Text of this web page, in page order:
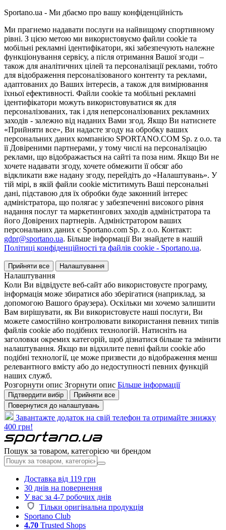
Sportano.ua - Ми дбаємо про вашу конфіденційність
Ми прагнемо надавати послуги на найвищому спортивному
рівні. З цією метою ми використовуємо файли cookie та
мобільні рекламні ідентифікатори, які забезпечують належне
функціонування сервісу, а після отримання Вашої згоди –
також для аналітичних цілей та персоналізації реклами, тобто
для відображення персоналізованого контенту та реклами,
адаптованих до Ваших інтересів, а також для вимірювання
їхньої ефективності. Файли cookie та мобільні рекламні
ідентифікатори можуть використовуватися як для
персоналізованих, так і для неперсоналізованих рекламних
заходів - залежно від наданих Вами згод. Якщо Ви натиснете
«Прийняти все», Ви надасте згоду на обробку ваших
персональних даних компанією SPORTANO.COM Sp. z o.o. та
її Довіреними партнерами, у тому числі на персоналізацію
реклами, що відображається на сайті та поза ним. Якщо Ви не
хочете надавати згоду, хочете обмежити її обсяг або
відкликати вже надану згоду, перейдіть до «Налаштувань». У
тій мірі, в якій файли cookie міститимуть Ваші персональні
дані, підставою для їх обробки буде законний інтерес
адміністратора, що полягає у забезпеченні високого рівня
надання послуг та маркетингових заходів адміністратора та
його Довірених партнерів. Адміністратором ваших
персональних даних є Sportano.com Sp. z o.o. Контакт:
gdpr@sportano.ua. Більше інформації Ви знайдете в нашій
Політиці конфіденційності та файлів cookie - Sportano.ua.
Прийняти все Налаштування
Налаштування
Коли Ви відвідуєте веб-сайт або використовуєте програму,
інформація може збиратися або зберігатися (наприклад, за
допомогою Вашого браузера). Оскільки ми хочемо залишити
Вам вирішувати, як Ви використовуєте наші послуги, Ви
можете самостійно контролювати використання певних типів
файлів cookie або подібних технологій. Натисніть на
заголовки окремих категорій, щоб дізнатися більше та змінити
налаштування. Якщо ви відхилите певні файли cookie або
подібні технології, це може призвести до відображення менш
релевантного вмісту або до недоступності певних функцій
наших служб.
Розгорнути опис Згорнути опис Більше інформації
Підтвердити вибір
Прийняти все
Повернутися до налаштувань
Завантажте додаток на свій телефон та отримайте знижку
400 грн!
Пошук за товаром, категорією чи брендом
Доставка від 119 грн
30 днів на повернення
У вас за 4-7 робочих днів
Тільки оригінальна продукція
Sportano Club
4.70 Trusted Shops